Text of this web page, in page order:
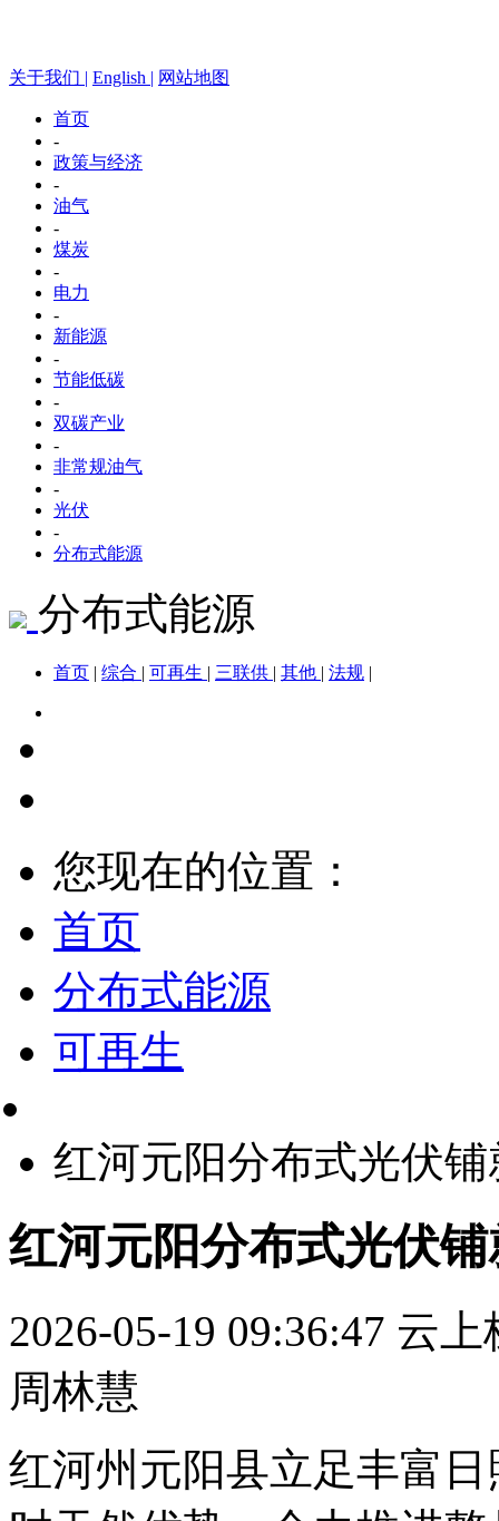
关于我们 | English | 网站地图
首页
-
政策与经济
-
油气
-
煤炭
-
电力
-
新能源
-
节能低碳
-
双碳产业
-
非常规油气
-
光伏
-
分布式能源
分布式能源
首页 | 综合 | 可再生 | 三联供 | 其他 | 法规 |
您现在的位置：
首页
分布式能源
可再生
红河元阳分布式光伏铺
红河元阳分布式光伏
2026-05-19 09:36:47 云
周林慧
红河州元阳县立足丰富